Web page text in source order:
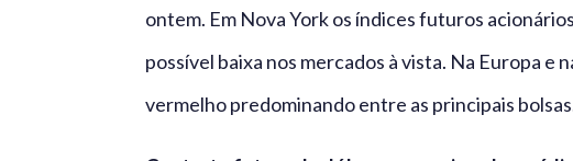
ontem. Em Nova York os índices futuros
possível baixa nos mercados à vista. Na Europa e
vermelho predominando entre as principais